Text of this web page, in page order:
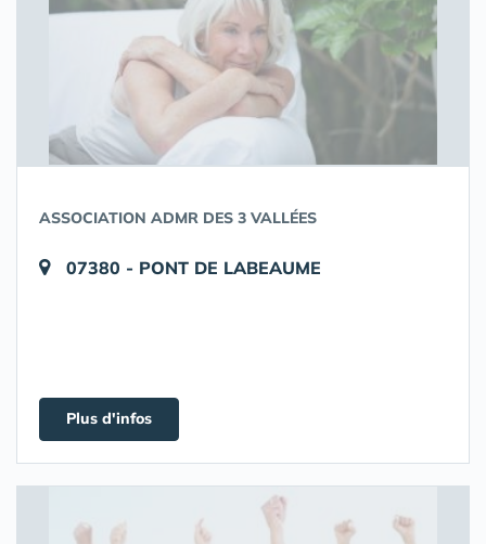
ASSOCIATION ADMR DES 3 VALLÉES
07380 - PONT DE LABEAUME
Plus d'infos